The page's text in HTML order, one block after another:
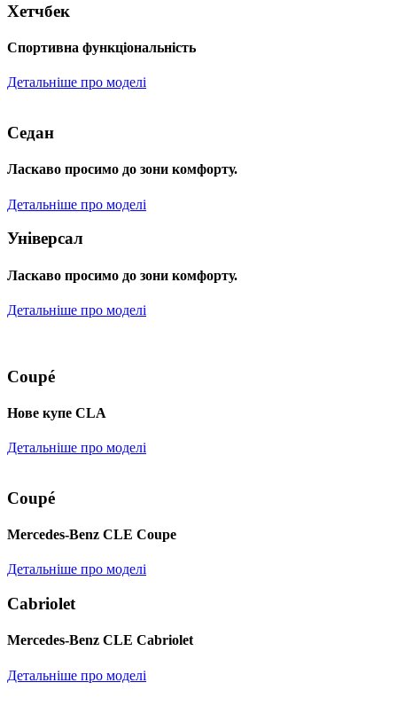
Хетчбек
Спортивна функціональність
Детальніше про моделі
Седан
Ласкаво просимо до зони комфорту.
Детальніше про моделі
Універсал
Ласкаво просимо до зони комфорту.
Детальніше про моделі
Coupé
Нове купе CLA
Детальніше про моделі
Coupé
Mercedes-Benz CLE Coupe
Детальніше про моделі
Cabriolet
Mercedes-Benz CLE Cabriolet
Детальніше про моделі